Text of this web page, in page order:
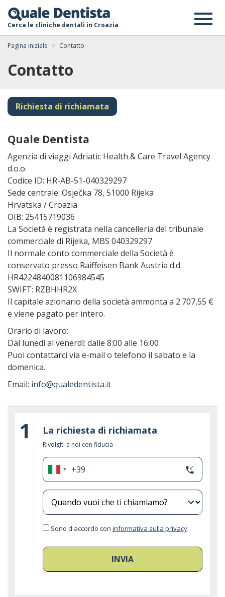
Cerca le cliniche dentali in Croazia
Pagina iniziale Contatto
Contatto
Richiesta di richiamata
Quale Dentista
Agenzia di viaggi Adriatic Health & Care Travel Agency
d.o.o.
Codice ID: HR-AB-51-040329297
Sede centrale: Osječka 78, 51000 Rijeka
Hrvatska / Croazia
OIB: 25415719036
La Società è registrata nella cancelleria del tribunale
commerciale di Rijeka, MBS 040329297
Il normale conto commerciale della Società è
conservato presso Raiffeisen Bank Austria d.d.
HR4224840081106984545
SWIFT: RZBHHR2X
Il capitale azionario della società ammonta a 2.707,55 €
e viene pagato per intero.
Orario di lavoro:
Dal lunedì al venerdì: dalle 8:00 alle 16:00
Puoi contattarci via e-mail o telefono il sabato e la
domenica.
Email: info@qualedentista.it
1 La richiesta di richiamata
Rivolgiti a noi con fiducia
Italia
+39
+39 phone_callback
expand_more
Sono d'accordo con informativa sulla privacy
INVIA